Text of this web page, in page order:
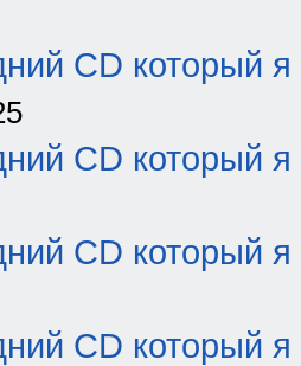
CD который я
CD который я
CD который я
CD который я